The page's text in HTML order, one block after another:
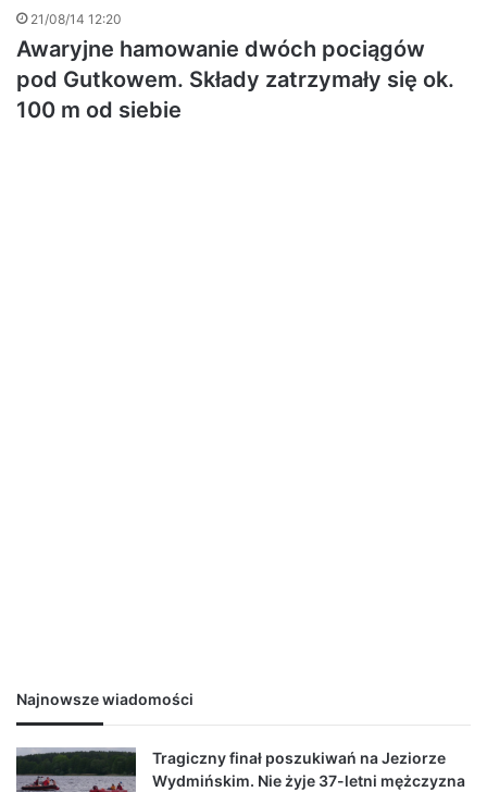
21/08/14 12:20
Awaryjne hamowanie dwóch pociągów
pod Gutkowem. Składy zatrzymały się ok.
100 m od siebie
Najnowsze wiadomości
Tragiczny finał poszukiwań na Jeziorze
Wydmińskim. Nie żyje 37-letni mężczyzna